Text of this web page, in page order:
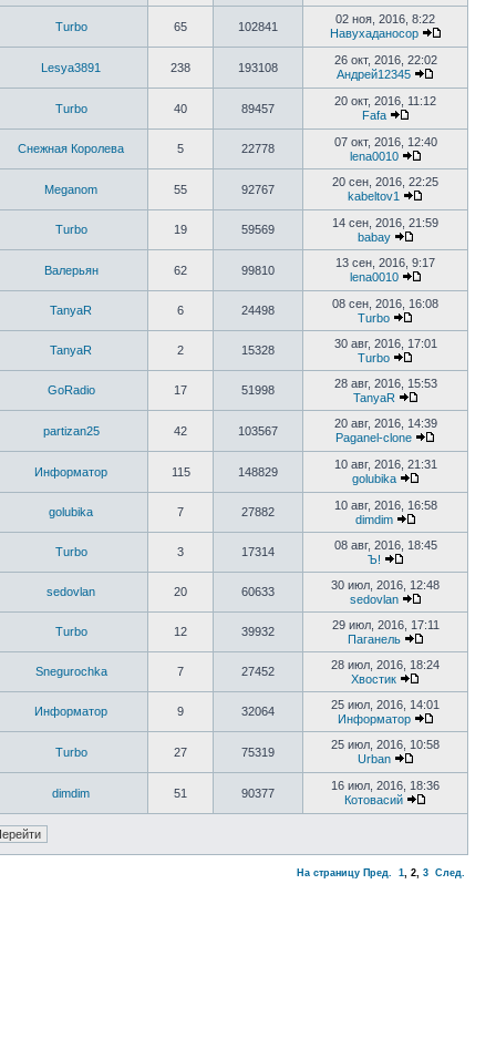
Turbo 65 102841
02 ноя, 2016, 8:22
Навухаданосор
Lesya3891 238 193108
26 окт, 2016, 22:02
Андрей12345
Turbo 40 89457
20 окт, 2016, 11:12
Fafa
Снежная Королева 5 22778
07 окт, 2016, 12:40
lena0010
Meganom 55 92767
20 сен, 2016, 22:25
kabeltov1
Turbo 19 59569
14 сен, 2016, 21:59
babay
Валерьян 62 99810
13 сен, 2016, 9:17
lena0010
TanyaR 6 24498
08 сен, 2016, 16:08
Turbo
TanyaR 2 15328
30 авг, 2016, 17:01
Turbo
GoRadio 17 51998
28 авг, 2016, 15:53
TanyaR
partizan25 42 103567
20 авг, 2016, 14:39
Paganel-clone
Информатор 115 148829
10 авг, 2016, 21:31
golubika
golubika 7 27882
10 авг, 2016, 16:58
dimdim
Turbo 3 17314
08 авг, 2016, 18:45
Ъ!
sedovlan 20 60633
30 июл, 2016, 12:48
sedovlan
Turbo 12 39932
29 июл, 2016, 17:11
Паганель
Snegurochka 7 27452
28 июл, 2016, 18:24
Хвостик
Информатор 9 32064
25 июл, 2016, 14:01
Информатор
Turbo 27 75319
25 июл, 2016, 10:58
Urban
dimdim 51 90377
16 июл, 2016, 18:36
Котовасий
На страницу Пред. 1, 2, 3 След.